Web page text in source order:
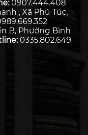
0907.444.408
, Xã Phú Túc,
B, Phường Bình
0335.802.649